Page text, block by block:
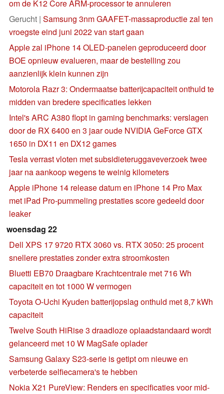
om de K12 Core ARM-processor te annuleren
Gerucht | Samsung 3nm GAAFET-massaproductie zal ten
vroegste eind juni 2022 van start gaan
Apple zal iPhone 14 OLED-panelen geproduceerd door
BOE opnieuw evalueren, maar de bestelling zou
aanzienlijk klein kunnen zijn
Motorola Razr 3: Ondermaatse batterijcapaciteit onthuld te
midden van bredere specificaties lekken
Intel's ARC A380 flopt in gaming benchmarks: verslagen
door de RX 6400 en 3 jaar oude NVIDIA GeForce GTX
1650 in DX11 en DX12 games
Tesla verrast vloten met subsidieteruggaveverzoek twee
jaar na aankoop wegens te weinig kilometers
Apple iPhone 14 release datum en iPhone 14 Pro Max
met iPad Pro-pummeling prestaties score gedeeld door
leaker
woensdag 22
Dell XPS 17 9720 RTX 3060 vs. RTX 3050: 25 procent
snellere prestaties zonder extra stroomkosten
Bluetti EB70 Draagbare Krachtcentrale met 716 Wh
capaciteit en tot 1000 W vermogen
Toyota O-Uchi Kyuden batterijopslag onthuld met 8,7 kWh
capaciteit
Twelve South HiRise 3 draadloze oplaadstandaard wordt
gelanceerd met 10 W MagSafe oplader
Samsung Galaxy S23-serie is getipt om nieuwe en
verbeterde selfiecamera's te hebben
Nokia X21 PureView: Renders en specificaties voor mid-